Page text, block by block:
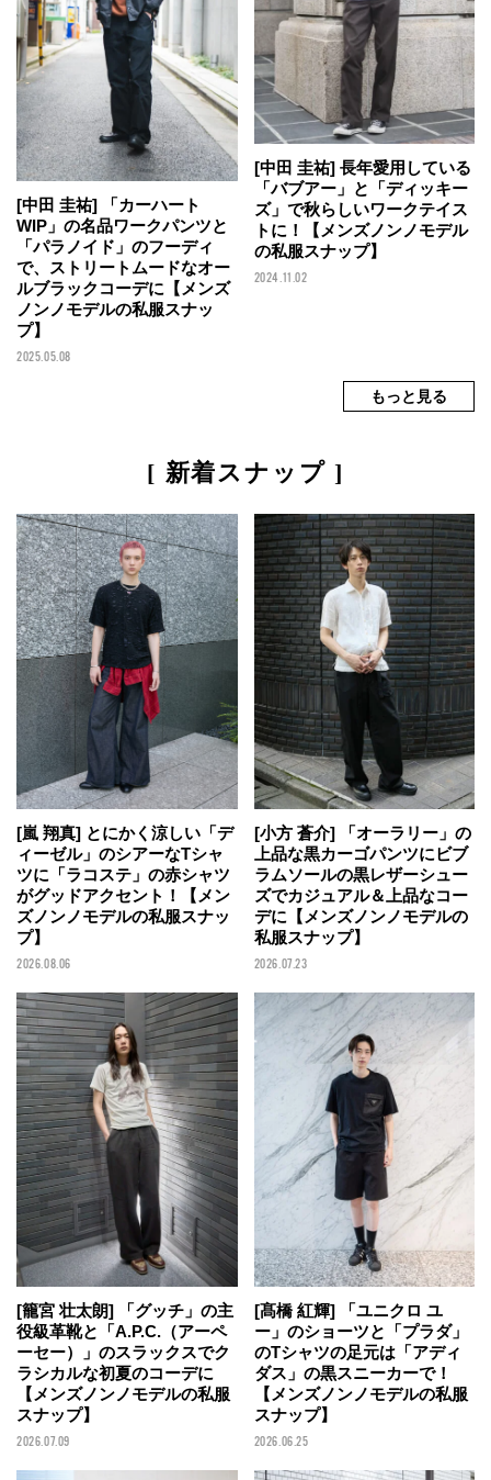
[中田 圭祐] 「カーハート
WIP」の名品ワークパンツと
「パラノイド」のフーディ
で、ストリートムードなオー
ルブラックコーデに【メンズ
ノンノモデルの私服スナッ
プ】
2025.05.08
[中田 圭祐] 長年愛用している
「バブアー」と「ディッキー
ズ」で秋らしいワークテイス
トに！【メンズノンノモデル
の私服スナップ】
2024.11.02
[ 新着スナップ ]
[嵐 翔真] とにかく涼しい「デ
ィーゼル」のシアーなTシャ
ツに「ラコステ」の赤シャツ
がグッドアクセント！【メン
ズノンノモデルの私服スナッ
プ】
2026.08.06
[小方 蒼介] 「オーラリー」の
上品な黒カーゴパンツにビブ
ラムソールの黒レザーシュー
ズでカジュアル＆上品なコー
デに【メンズノンノモデルの
私服スナップ】
2026.07.23
[籠宮 壮太朗] 「グッチ」の主
役級革靴と「A.P.C.（アーペ
ーセー）」のスラックスでク
ラシカルな初夏のコーデに
【メンズノンノモデルの私服
スナップ】
2026.07.09
[髙橋 紅輝] 「ユニクロ ユ
ー」のショーツと「プラダ」
のTシャツの足元は「アディ
ダス」の黒スニーカーで！
【メンズノンノモデルの私服
スナップ】
2026.06.25